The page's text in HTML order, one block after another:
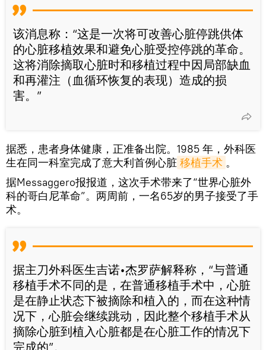
该消息称：“这是一次将可改善心脏停跳供体
的心脏移植效果和避免心脏受控停跳的革命。
这将消除摘取心脏时和移植过程中因局部缺血
和再灌注（血循环恢复的表现）造成的损
害。”
据悉，患者身体健康，正准备出院。1985 年，外科医
生在同一科室完成了意大利首例心脏 移植手术 。
据Messaggero报报道，这次手术带来了“世界心脏外
科的哥白尼革命”。两周前，一名65岁的男子接受了手
术。
据主刀外科医生吉诺•杰罗萨解释称，“与普通
移植手术不同的是，在普通移植手术中，心脏
是在静止状态下被摘除和植入的，而在这种情
况下，心脏会继续跳动，因此整个移植手术从
摘除心脏到植入心脏都是在心脏工作的情况下
完成的”。